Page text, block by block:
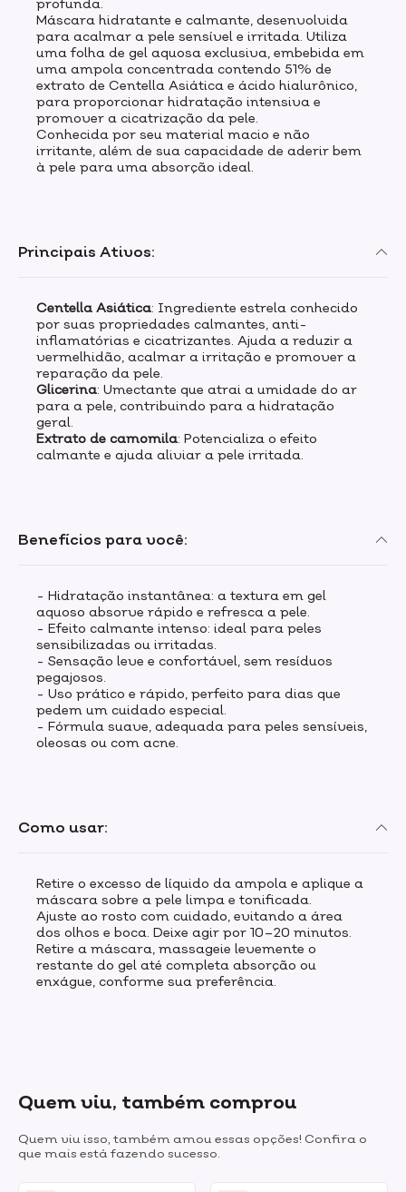
Benefícios para você:
- Hidratação instantânea: a textura em gel
aquoso absorve rápido e refresca a pele.
- Efeito calmante intenso: ideal para peles
sensibilizadas ou irritadas.
- Sensação leve e confortável, sem resíduos
pegajosos.
- Uso prático e rápido, perfeito para dias que
pedem um cuidado especial.
- Fórmula suave, adequada para peles sensíveis,
oleosas ou com acne.
Principais Ativos:
Centella Asiática: Ingrediente estrela conhecido
por suas propriedades calmantes, anti-
inflamatórias e cicatrizantes. Ajuda a reduzir a
vermelhidão, acalmar a irritação e promover a
reparação da pele.
Glicerina: Umectante que atrai a umidade do ar
para a pele, contribuindo para a hidratação
geral.
Extrato de camomila: Potencializa o efeito
calmante e ajuda aliviar a pele irritada.
Como usar:
Retire o excesso de líquido da ampola e aplique a
máscara sobre a pele limpa e tonificada.
Ajuste ao rosto com cuidado, evitando a área
dos olhos e boca. Deixe agir por 10–20 minutos.
Retire a máscara, massageie levemente o
restante do gel até completa absorção ou
enxágue, conforme sua preferência.
profunda.
Máscara hidratante e calmante, desenvolvida
para acalmar a pele sensível e irritada. Utiliza
uma folha de gel aquosa exclusiva, embebida em
uma ampola concentrada contendo 51% de
extrato de Centella Asiática e ácido hialurônico,
para proporcionar hidratação intensiva e
promover a cicatrização da pele.
Conhecida por seu material macio e não
irritante, além de sua capacidade de aderir bem
à pele para uma absorção ideal.
Quem viu, também comprou
Quem viu isso, também amou essas opções! Confira o
que mais está fazendo sucesso.